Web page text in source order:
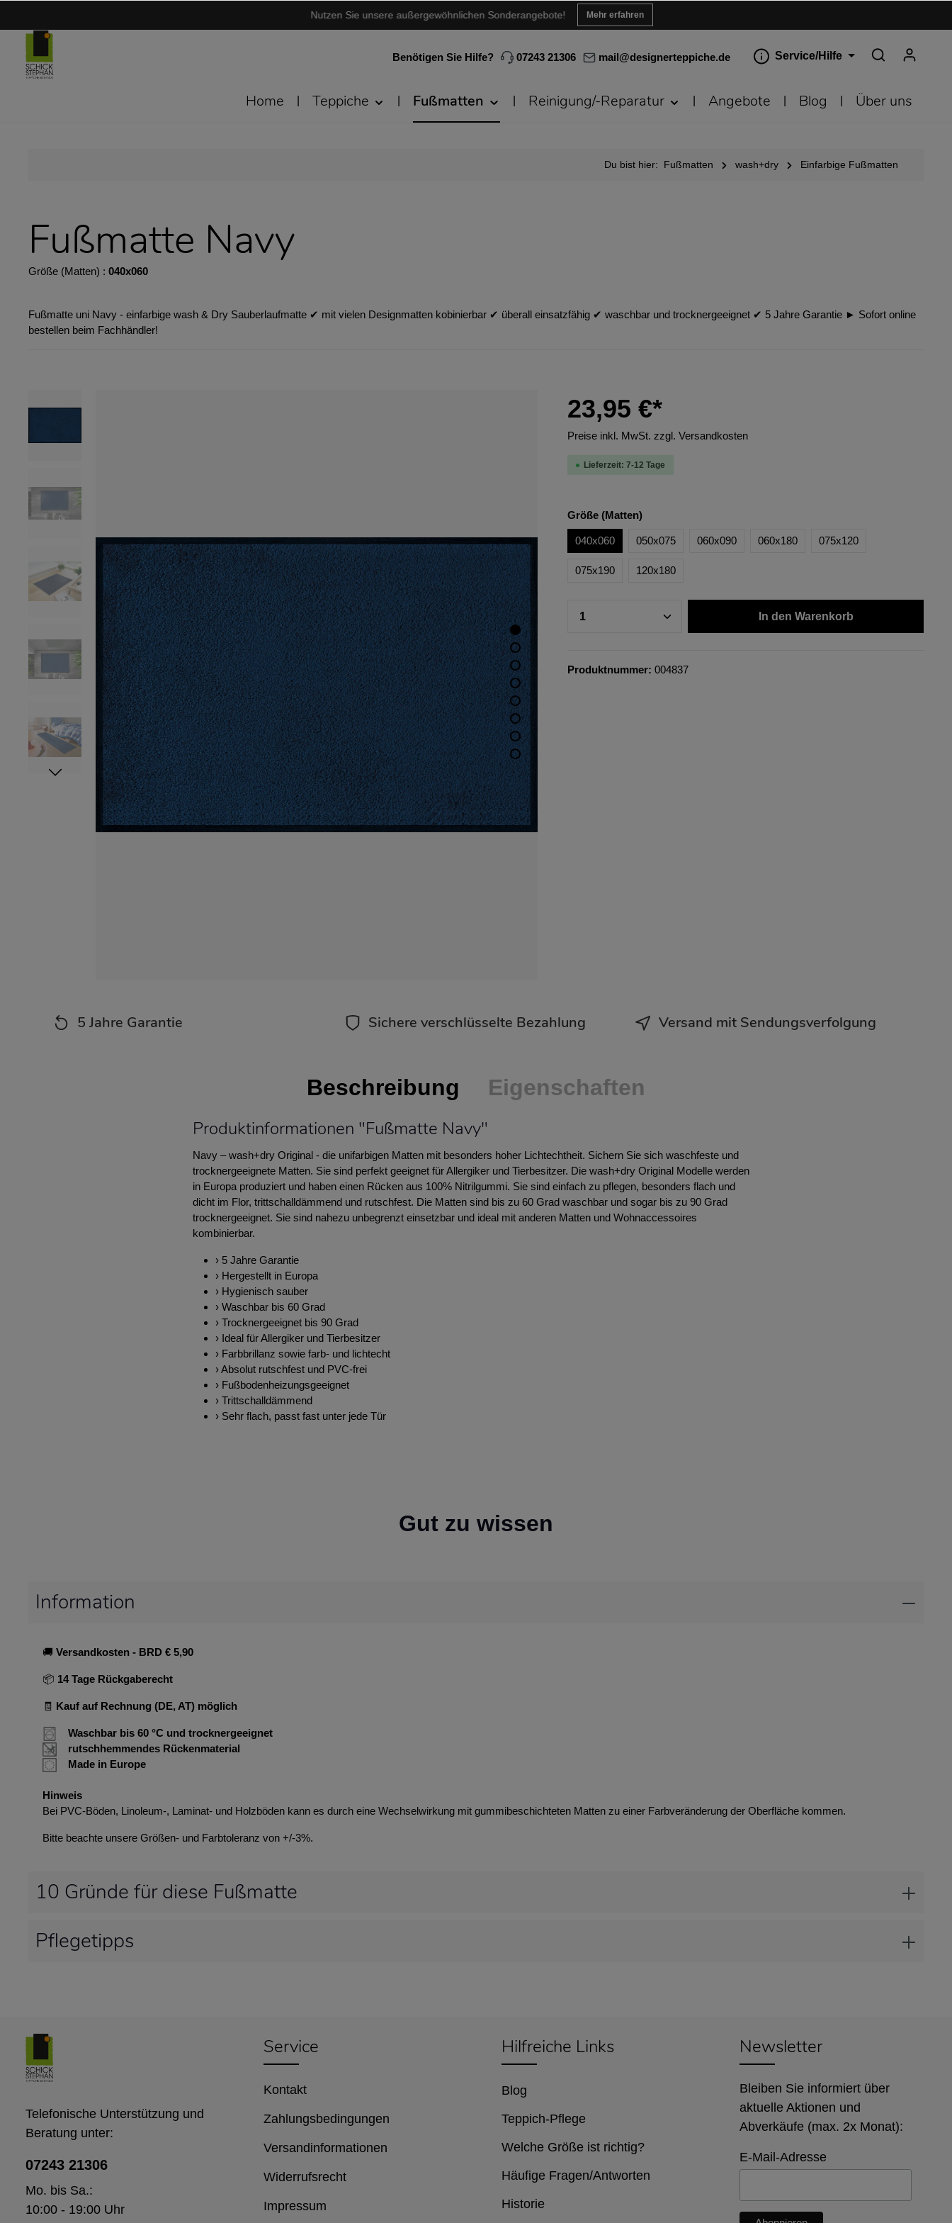
Nutzen Sie unsere außergewöhnlichen Sonderangebote! Mehr erfahren
Benötigen Sie Hilfe? 07243 21306 mail@designerteppiche.de Service/Hilfe
Home Teppiche Fußmatten Reinigung/-Reparatur Angebote Blog Über uns
Du bist hier: Fußmatten wash+dry Einfarbige Fußmatten
Fußmatte Navy
Größe (Matten) : 040x060
Fußmatte uni Navy - einfarbige wash & Dry Sauberlaufmatte ✔︎ mit vielen Designmatten kobinierbar ✔︎ überall einsatzfähig ✔︎ waschbar und trocknergeeignet ✔︎ 5 Jahre Garantie ► Sofort online
bestellen beim Fachhändler!
23,95 €*
Preise inkl. MwSt. zzgl. Versandkosten
Lieferzeit: 7-12 Tage
Größe (Matten)
040x060 050x075 060x090 060x180 075x120
075x190 120x180
In den Warenkorb
Produktnummer: 004837
5 Jahre Garantie Sichere verschlüsselte Bezahlung Versand mit Sendungsverfolgung
Beschreibung Eigenschaften
Produktinformationen "Fußmatte Navy"
Navy – wash+dry Original - die unifarbigen Matten mit besonders hoher Lichtechtheit. Sichern Sie sich waschfeste und
trocknergeeignete Matten. Sie sind perfekt geeignet für Allergiker und Tierbesitzer. Die wash+dry Original Modelle werden
in Europa produziert und haben einen Rücken aus 100% Nitrilgummi. Sie sind einfach zu pflegen, besonders flach und
dicht im Flor, trittschalldämmend und rutschfest. Die Matten sind bis zu 60 Grad waschbar und sogar bis zu 90 Grad
trocknergeeignet. Sie sind nahezu unbegrenzt einsetzbar und ideal mit anderen Matten und Wohnaccessoires
kombinierbar.
› 5 Jahre Garantie
› Hergestellt in Europa
› Hygienisch sauber
› Waschbar bis 60 Grad
› Trocknergeeignet bis 90 Grad
› Ideal für Allergiker und Tierbesitzer
› Farbbrillanz sowie farb- und lichtecht
› Absolut rutschfest und PVC-frei
› Fußbodenheizungsgeeignet
› Trittschalldämmend
› Sehr flach, passt fast unter jede Tür
Gut zu wissen
Information
🚚 Versandkosten - BRD € 5,90
📦 14 Tage Rückgaberecht
🧾 Kauf auf Rechnung (DE, AT) möglich
Waschbar bis 60 °C und trocknergeeignet
rutschhemmendes Rückenmaterial
Made in Europe
Hinweis
Bei PVC-Böden, Linoleum-, Laminat- und Holzböden kann es durch eine Wechselwirkung mit gummibeschichteten Matten zu einer Farbveränderung der Oberfläche kommen.
Bitte beachte unsere Größen- und Farbtoleranz von +/-3%.
10 Gründe für diese Fußmatte
Pflegetipps
Service
Kontakt
Zahlungsbedingungen
Versandinformationen
Widerrufsrecht
Impressum
Newsletter
Bleiben Sie informiert über
aktuelle Aktionen und
Abverkäufe (max. 2x Monat):
E-Mail-Adresse
Telefonische Unterstützung und
Beratung unter:
07243 21306
Mo. bis Sa.:
10:00 - 19:00 Uhr
Hilfreiche Links
Blog
Teppich-Pflege
Welche Größe ist richtig?
Häufige Fragen/Antworten
Historie